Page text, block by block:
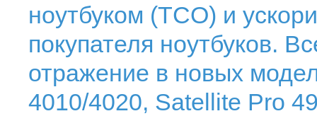
ноутбуком (TCO) и
покупателя ноутбуков.
отражение в новых
4010/4020, Satellite Pro